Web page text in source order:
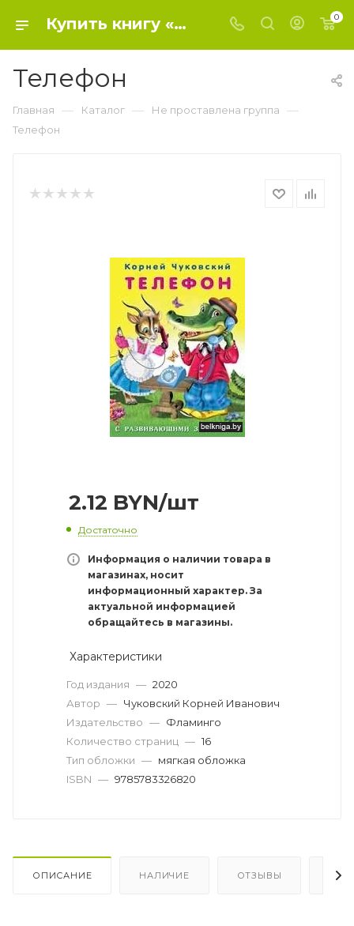
Купить книгу «Телефон» 2020, Чуковский Корней Иванович - Не проставлена группа 0
Телефон
Главная — Каталог — Не проставлена группа —
Телефон
2.12 BYN/шт
Достаточно
Информация о наличии товара в
магазинах, носит
информационный характер. За
актуальной информацией
обращайтесь в магазины.
Характеристики
Год издания — 2020
Автор — Чуковский Корней Иванович
Издательство — Фламинго
Количество страниц — 16
Тип обложки — мягкая обложка
ISBN — 9785783326820
ОПИСАНИЕ НАЛИЧИЕ ОТЗЫВЫ